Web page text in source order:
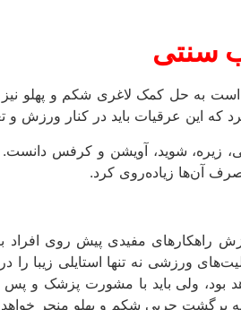
به حل کمک لاغری شکم و پهلو
این عرقیات باید در کنار ورزش و
زیره، شوید، آویشن و کرفس
آن‌ها زیاده‌روی کرد.
راهکارهای مفیدی پیش روی افراد
ورزشی نه تنها استایلی زیبا
بود، ولی باید با مشورت پزشک و
برگشت چربی شکم و پهلو منجر